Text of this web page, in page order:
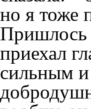
но я тоже
Пришлось
приехал
сильным